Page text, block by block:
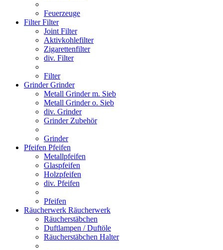
Feuerzeuge
FilterFilter
Joint Filter
Aktivkohlefilter
Zigarettenfilter
div. Filter
Filter
GrinderGrinder
Metall Grinder m. Sieb
Metall Grinder o. Sieb
div. Grinder
Grinder Zubehör
Grinder
Pfeifen Pfeifen
Metallpfeifen
Glaspfeifen
Holzpfeifen
div. Pfeifen
Pfeifen
Räucherwerk Räucherwerk
Räucherstäbchen
Duftlampen / Duftöle
Räucherstäbchen Halter